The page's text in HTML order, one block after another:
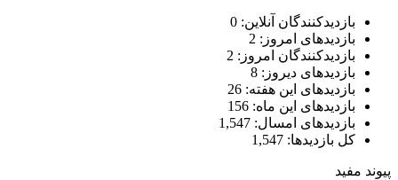
بازدیدکنندگان آنلاین: 0
بازدیدهای امروز: 2
بازدیدکنندگان امروز: 2
بازدیدهای دیروز: 8
بازدیدهای این هفته: 26
بازدیدهای این ماه: 156
بازدیدهای امسال: 1,547
کل بازدیدها: 1,547
پیوند مفید